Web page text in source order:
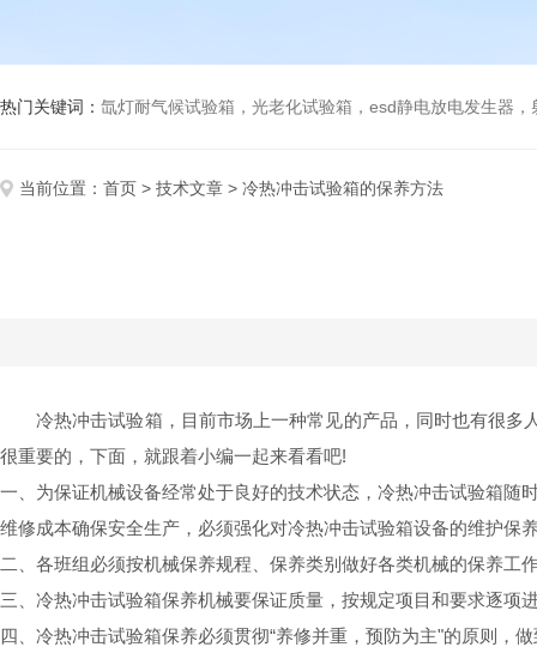
热门关键词： 氙灯耐气候试验箱，光老化试验箱，esd静电放电发生器
当前位置： 首页 > 技术文章 > 冷热冲击试验箱的保养方法
冷热冲击试验箱 ，目前市场上一种常见的产品，同时也有很
很重要的，下面，就跟着小编一起来看看吧!
一、为保证机械设备经常处于良好的技术状态， 冷热冲击试验箱随
维修成本确保安全生产，必须强化对冷热冲击试验箱设备的维护保
二、各班组必须按机械保养规程、保养类别做好各类机械的保养
三、冷热冲击试验箱保养机械要保证质量，按规定项目和要求逐
四、 冷热冲击试验箱保养必须贯彻“养修并重，预防为主"的原则，